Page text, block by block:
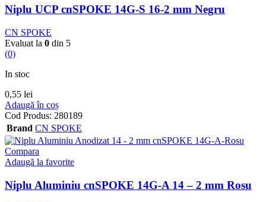
Niplu UCP cnSPOKE 14G-S 16-2 mm Negru
CN SPOKE
Evaluat la 0 din 5
(0)
In stoc
0,55 lei
Adaugă în coș
Cod Produs: 280189
Brand CN SPOKE
Compara
Adaugă la favorite
Niplu Aluminiu cnSPOKE 14G-A 14 – 2 mm Rosu